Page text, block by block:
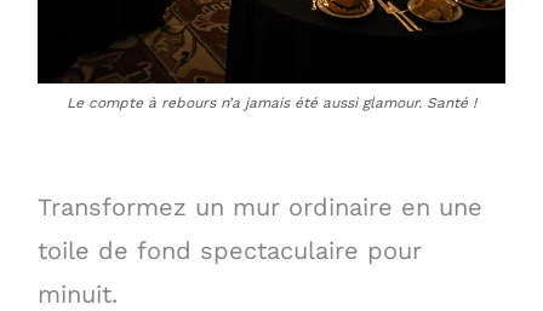
Le compte à rebours n’a jamais été aussi glamour. Santé !
Transformez un mur ordinaire en une
toile de fond spectaculaire pour
minuit.